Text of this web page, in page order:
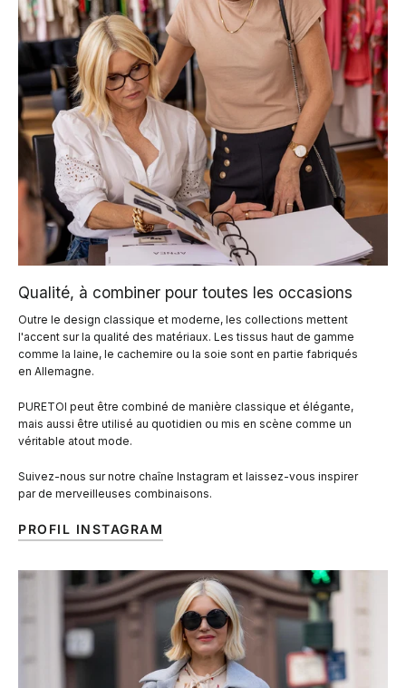
Qualité, à combiner pour toutes les occasions
Outre le design classique et moderne, les collections mettent
l'accent sur la qualité des matériaux. Les tissus haut de gamme
comme la laine, le cachemire ou la soie sont en partie fabriqués
en Allemagne.
PURETOI peut être combiné de manière classique et élégante,
mais aussi être utilisé au quotidien ou mis en scène comme un
véritable atout mode.
Suivez-nous sur notre chaîne Instagram et laissez-vous inspirer
par de merveilleuses combinaisons.
PROFIL INSTAGRAM